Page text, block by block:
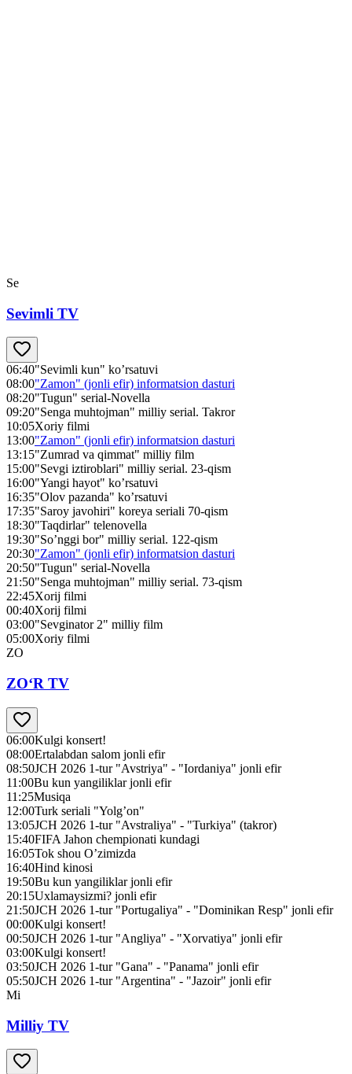
Se
Sevimli TV
06:40"Sevimli kun" ko’rsatuvi
08:00"Zamon" (jonli efir) informatsion dasturi
08:20"Tugun" serial-Novella
09:20"Senga muhtojman" milliy serial. Takror
10:05Xoriy filmi
13:00"Zamon" (jonli efir) informatsion dasturi
13:15"Zumrad va qimmat" milliy film
15:00"Sevgi iztiroblari" milliy serial. 23-qism
16:00"Yangi hayot" ko’rsatuvi
16:35"Olov pazanda" ko’rsatuvi
17:35"Saroy javohiri" koreya seriali 70-qism
18:30"Taqdirlar" telenovella
19:30"So’nggi bor" milliy serial. 122-qism
20:30"Zamon" (jonli efir) informatsion dasturi
20:50"Tugun" serial-Novella
21:50"Senga muhtojman" milliy serial. 73-qism
22:45Xorij filmi
00:40Xorij filmi
03:00"Sevginator 2" milliy film
05:00Xoriy filmi
ZO
ZO‘R TV
06:00Kulgi konsert!
08:00Ertalabdan salom jonli efir
08:50JCH 2026 1-tur "Avstriya" - "Iordaniya" jonli efir
11:00Bu kun yangiliklar jonli efir
11:25Musiqa
12:00Turk seriali "Yolg’on"
13:05JCH 2026 1-tur "Avstraliya" - "Turkiya" (takror)
15:40FIFA Jahon chempionati kundagi
16:05Tok shou O’zimizda
16:40Hind kinosi
19:50Bu kun yangiliklar jonli efir
20:15Uxlamaysizmi? jonli efir
21:50JCH 2026 1-tur "Portugaliya" - "Dominikan Resp" jonli efir
00:00Kulgi konsert!
00:50JCH 2026 1-tur "Angliya" - "Xorvatiya" jonli efir
03:00Kulgi konsert!
03:50JCH 2026 1-tur "Gana" - "Panama" jonli efir
05:50JCH 2026 1-tur "Argentina" - "Jazoir" jonli efir
Mi
Milliy TV